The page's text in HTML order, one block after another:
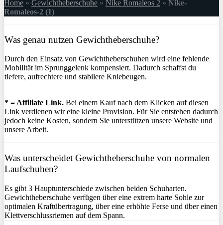
Home » Gewichtheberschuhe » Nike Romaleos 2 » Nike-
Romaleos-2 (1)
Was genau nutzen Gewichtheberschuhe?
Durch den Einsatz von Gewichtheberschuhen wird eine fehlende
Mobilität im Sprunggelenk kompensiert. Dadurch schaffst du
tiefere, aufrechtere und stabilere Kniebeugen.
* = Affiliate Link. Bei einem Kauf nach dem Klicken auf diesen
Link verdienen wir eine kleine Provision. Für Sie entstehen dadurch
jedoch keine Kosten, sondern Sie unterstützen unsere Website und
unsere Arbeit.
Was unterscheidet Gewichtheberschuhe von normalen
Laufschuhen?
Es gibt 3 Hauptunterschiede zwischen beiden Schuharten.
Gewichtheberschuhe verfügen über eine extrem harte Sohle zur
optimalen Kraftübertragung, über eine erhöhte Ferse und über einen
Klettverschlussriemen auf dem Spann.